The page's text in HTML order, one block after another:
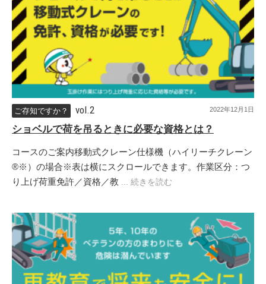
ご存知ですか？ vol.2 2022年12月1日
ショベルで荷を吊るときに必要な資格とは？
コースのご案内移動式クレーン仕様機（ハイリーチクレーン
®※）の場合※表は横にスクロールできます。作業区分：つ
り上げ荷重免許／資格／教 ... 続きを読む